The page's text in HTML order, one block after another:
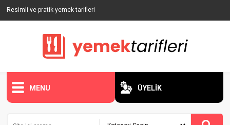
Resimli ve pratik yemek tarifleri
MENU ÜYELİK